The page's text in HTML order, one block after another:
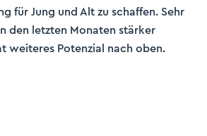
für Jung und Alt zu schaffen. Sehr
den letzten Monaten stärker
weiteres Potenzial nach oben.